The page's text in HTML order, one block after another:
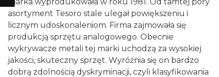
asortyment Tesoro stale ulegał powiększeniu i
licznym udoskonaleniom. Firma zajmowała się
produkcją sprzętu analogowego. Obecnie
wykrywacze metali tej marki uchodzą za wysokiej
jakości, skuteczny sprzęt. Wyróżnia się on bardzo
dobrą zdolnością dyskryminacji, czyli klasyfikowania